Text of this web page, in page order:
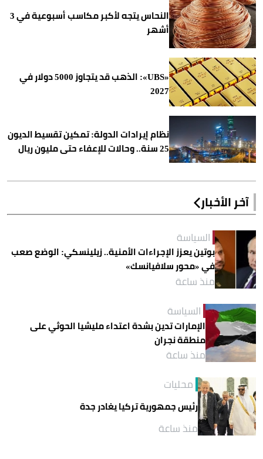
النحاس يتجه لأكبر مكاسب أسبوعية في 3
أشهر
«UBS»: الذهب قد يتجاوز 5000 دولار في
2027
نظام إيرادات الدولة: تمكين تقسيط الديون
25 سنة.. وحالات للإعفاء حتى مليون ريال
آخر الأخبار
السياسة
بوتين يعزز الإجراءات الأمنية.. زيلينسكي: الوضع صعب
في «محور سلافيانسك»
منذ ساعة
السياسة
الإمارات تدين بشدة اعتداء مليشيا الحوثي على
منطقة نجران
منذ ساعة
محليات
رئيس جمهورية تركيا يغادر جدة
منذ ساعة